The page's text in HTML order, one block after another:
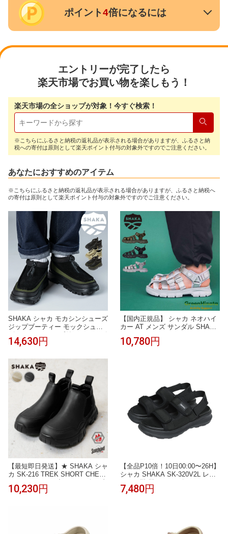
ポイント4倍になるには
エントリーが完了したら
楽天市場でお買い物を楽しもう！
楽天市場の全ショップが対象！今すぐ検索！
検索
※こちらにふるさと納税の返礼品が表示される場合がありますが、ふるさと納
税への寄付は原則として楽天ポイント付与の対象外ですのでご注意ください。
あなたにおすすめのアイテム
※こちらにふるさと納税の返礼品が表示される場合がありますが、ふるさと納税へ
の寄付は原則として楽天ポイント付与の対象外ですのでご注意ください。
SHAKA シャカ モカシンシューズ
ジップブーティー モックシュー
ブーツ スリッポン 軽量 撥水 防
キャンプ タウンユース カジュア
ル メンズ レディース 秋冬 靴
14,630円
【国内正規品】 シャカ ネオハイ
カー AT メンズ サンダル SHAKA
10,780円
【最短即日発送】★ SHAKA シャ
カ SK-216 TREK SHORT CHELS
EA AT ショート丈 サイドゴアブ
ーツ【Sx】【T】【クーポン対象
10,230円
【全品P10倍！10日00:00〜26H】
シャカ SHAKA SK-320V2L レデ
ィース靴 靴 シューズ 2E スポー
ツ サンダル アウトドア 歩きやす
7,480円